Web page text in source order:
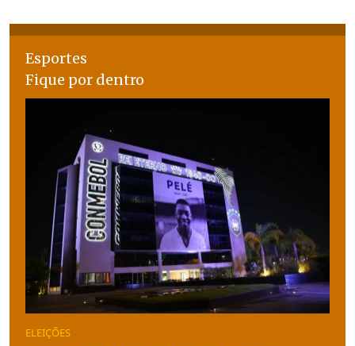
Esportes
Fique por dentro
ELEIÇÕES